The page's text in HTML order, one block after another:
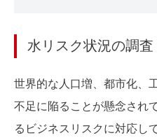
水リスク状況の調査
世界的な人口増、都市化、
不足に陥ることが懸念され
るビジネスリスクに対応し